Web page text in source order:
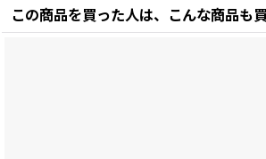
この商品を買った人は、こんな商品も